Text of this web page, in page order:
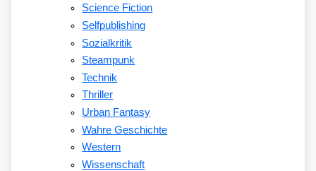
Science Fiction
Selfpublishing
Sozialkritik
Steampunk
Technik
Thriller
Urban Fantasy
Wahre Geschichte
Western
Wissenschaft